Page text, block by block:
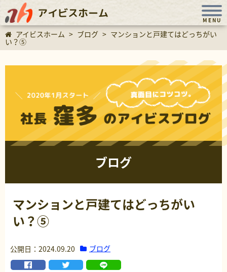
アイビスホーム
MENU
アイビスホーム > ブログ > マンションと戸建てはどっちがい
い？⑤
ブログ
マンションと戸建てはどっちがい
い？⑤
公開日：2024.09.20 ブログ